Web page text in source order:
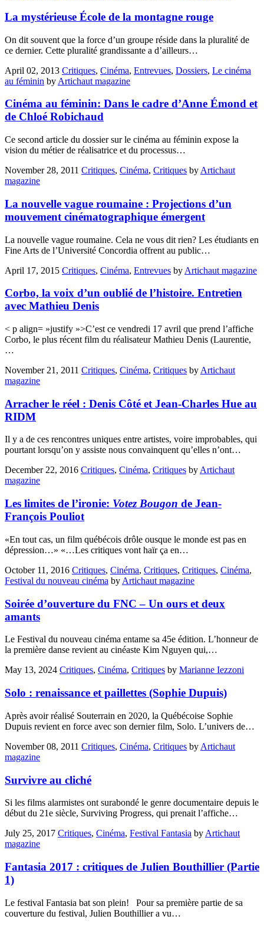
La mystérieuse École de la montagne rouge
On dit souvent que la force d’un groupe réside dans la pluralité de
ce dernier. Cette pluralité grandissante a d’ailleurs…
April 02, 2013 Critiques, Cinéma, Entrevues, Dossiers, Le cinéma
au féminin by Artichaut magazine
Cinéma au féminin: Dans le cadre d’Anne Émond et
de Chloé Robichaud
Ce second article du dossier sur le cinéma au féminin expose la
vision du métier de réalisatrice et du processus…
November 28, 2011 Critiques, Cinéma, Critiques by Artichaut
magazine
La nouvelle vague roumaine : Projections d’un
mouvement cinématographique émergent
La nouvelle vague roumaine. Cela ne vous dit rien? Les étudiants en
Fine Arts de l’Université Concordia offrent au public…
April 17, 2015 Critiques, Cinéma, Entrevues by Artichaut magazine
Corbo, la voix d’un oublié de l’histoire. Entretien
avec Mathieu Denis
< p align= »justify »>C’est ce vendredi 17 avril que prend l’affiche
Corbo, le plus récent film du réalisateur Mathieu Denis (Laurentie,
…
November 21, 2011 Critiques, Cinéma, Critiques by Artichaut
magazine
Arracher le réel : Denis Côté et Jean-Charles Hue au
RIDM
Il y a de ces rencontres uniques entre artistes, voire improbables, qui
pourtant lorsqu’on y assiste nous convainquent qu’elles n’ont…
December 22, 2016 Critiques, Cinéma, Critiques byArtichaut
magazine
Les limites de l’ironie: Votez Bougon de Jean-
François Pouliot
«En tout cas, un film québécois drôle ousque le monde est pas en
dépression…» «…Les critiques vont haïr ça en…
October 11, 2016 Critiques, Cinéma, Critiques, Critiques, Cinéma,
Festival du nouveau cinéma by Artichaut magazine
Soirée d’ouverture du FNC – Un ours et deux
amants
Le Festival du nouveau cinéma entame sa 45e édition. L’honneur de
la première danse revient au cinéaste Kim Nguyen qui,…
May 13, 2024 Critiques, Cinéma, Critiques by Marianne Iezzoni
Solo : renaissance et paillettes (Sophie Dupuis)
Après avoir réalisé Souterrain en 2020, la Québécoise Sophie
Dupuis revient en force avec son dernier film, Solo. L’univers de…
November 08, 2011 Critiques, Cinéma, Critiques by Artichaut
magazine
Survivre au cliché
Si les films alarmistes ont surabondé le genre documentaire depuis le
début du 21e siècle, Surviving Progress, qui prenait l’affiche…
July 25, 2017 Critiques, Cinéma, Festival Fantasia by Artichaut
magazine
Fantasia 2017 : critiques de Julien Bouthillier (Partie
1)
Le festival Fantasia bat son plein! Pour sa première partie de sa
couverture du festival, Julien Bouthillier a vu…